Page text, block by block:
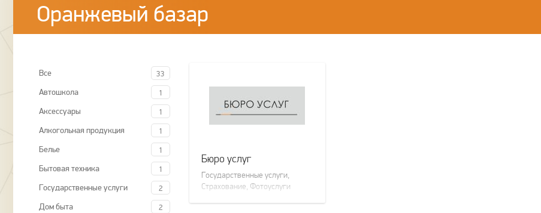
Оранжевый базар
Все 33
Автошкола 1
Аксессуары 1
Алкогольная продукция 1
Белье 1
Бытовая техника 1
Государственные услуги 2
Дом быта 2
Бюро услуг
Государственные услуги,
Страхование, Фотоуслуги